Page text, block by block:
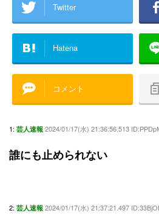
Twitter
Hatena
コメント
1: 芸人速報 2024/01/17(水) 21:36:56.513
誰にも止められない
2: 芸人速報 2024/01/17(水) 21:37:21.497